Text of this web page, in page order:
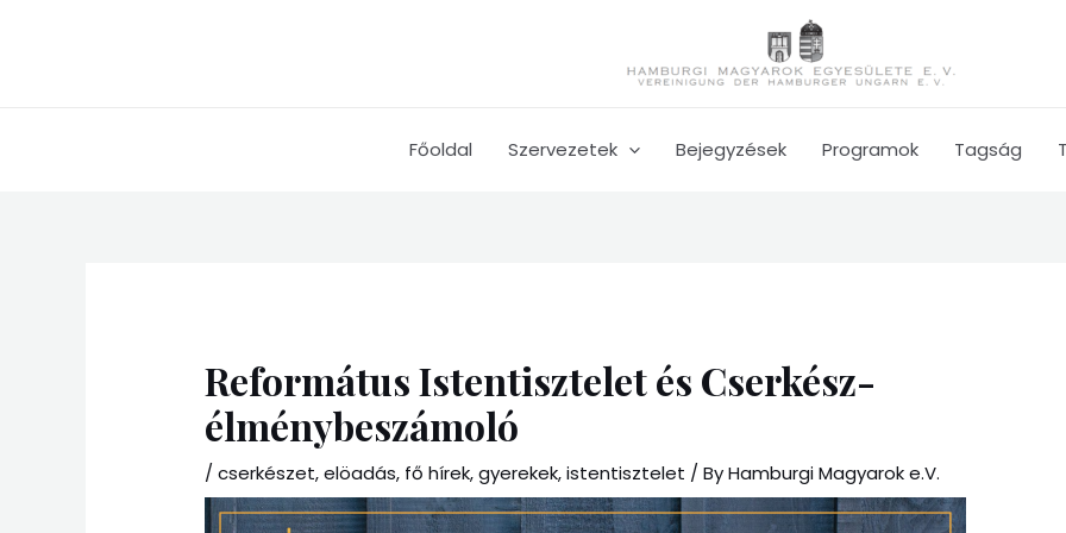
Főoldal Szervezetek Bejegyzések Programok Tagság
Református Istentisztelet és Cserkész-
élménybeszámoló
/cserkészet,elöadás, fő hírek,gyerekek,istentisztelet / ByHamburgi Magyarok e.V.